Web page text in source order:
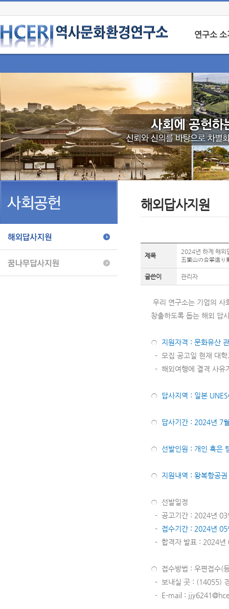
연구소 소
해외답사지원
제목
2024년 하계 해외
五箇山の合掌造り
글쓴이 관리자
우리 연구소는 기업의 사
창출하도록 돕는 해외 답
○ 지원자격 : 문화유산
- 모집 공고일 현재 대
- 해외여행에 결격 사유
○ 답사지역 : 일본
○ 답사기간 : 2024년 7
○ 선발인원 : 개인 혹은
○ 지원내역 : 왕복항공
○ 선발일정
- 공고기간 : 2024년
- 접수기간 : 2024년
- 합격자 발표 : 2024년
○ 접수방법 : 우편접수(
- 보내실 곳 : (14055)
- E-mail :